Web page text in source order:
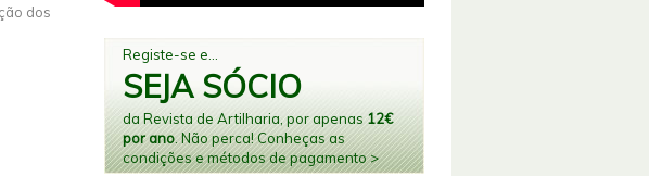
dos
Registe-se e...
SEJA SÓCIO
da Revista de Artilharia, por apenas 12€
por ano. Não perca! Conheças as
condições e métodos de pagamento >